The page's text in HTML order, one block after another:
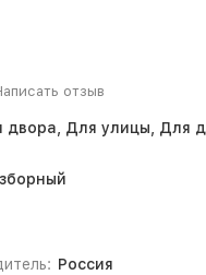
отзыв
двора, Для улицы, Для
Россия